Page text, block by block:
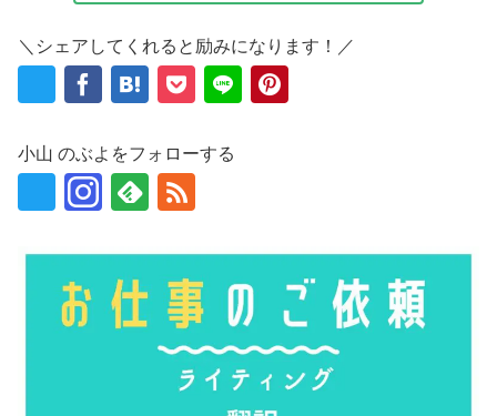
＼シェアしてくれると励みになります！／
小山 のぶよをフォローする